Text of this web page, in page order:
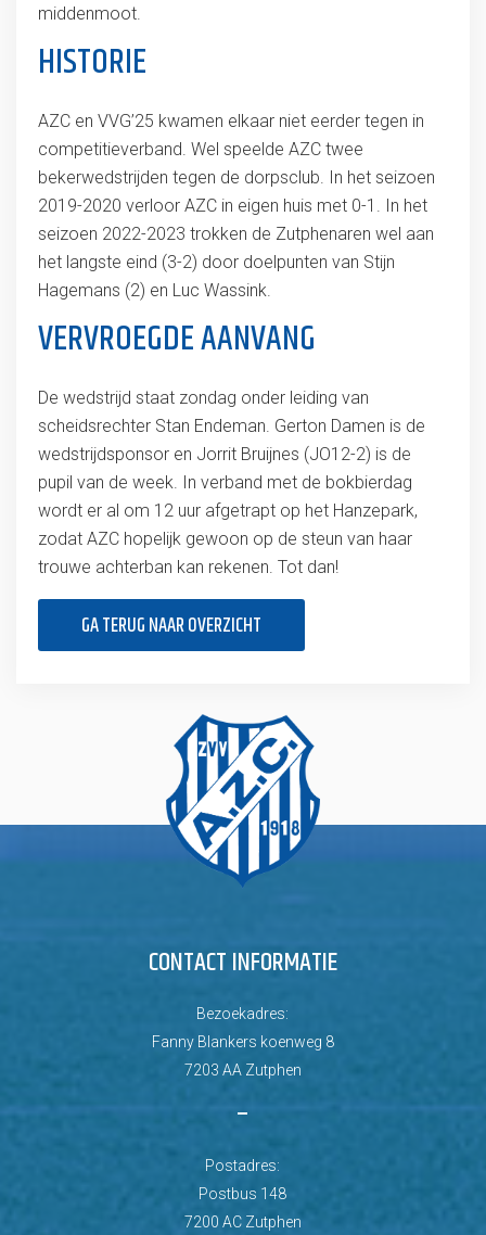
middenmoot.
HISTORIE
AZC en VVG’25 kwamen elkaar niet eerder tegen in
competitieverband. Wel speelde AZC twee
bekerwedstrijden tegen de dorpsclub. In het seizoen
2019-2020 verloor AZC in eigen huis met 0-1. In het
seizoen 2022-2023 trokken de Zutphenaren wel aan
het langste eind (3-2) door doelpunten van Stijn
Hagemans (2) en Luc Wassink.
VERVROEGDE AANVANG
De wedstrijd staat zondag onder leiding van
scheidsrechter Stan Endeman. Gerton Damen is de
wedstrijdsponsor en Jorrit Bruijnes (JO12-2) is de
pupil van de week. In verband met de bokbierdag
wordt er al om 12 uur afgetrapt op het Hanzepark,
zodat AZC hopelijk gewoon op de steun van haar
trouwe achterban kan rekenen. Tot dan!
GA TERUG NAAR OVERZICHT
CONTACT INFORMATIE
Bezoekadres:
Fanny Blankers koenweg 8
7203 AA Zutphen
–
Postadres:
Postbus 148
7200 AC Zutphen